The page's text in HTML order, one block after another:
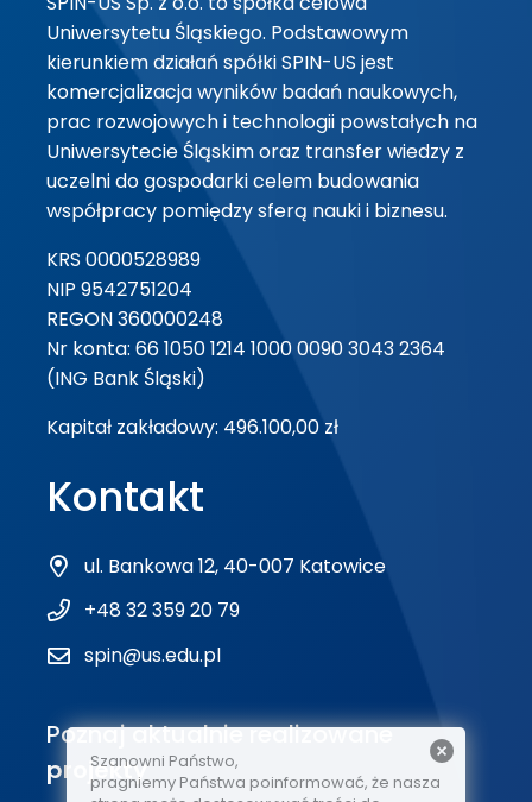
Uniwersytetu Śląskiego. Podstawowym
kierunkiem działań spółki SPIN-US jest
komercjalizacja wyników badań naukowych,
prac rozwojowych i technologii powstałych na
Uniwersytecie Śląskim oraz transfer wiedzy z
uczelni do gospodarki celem budowania
współpracy pomiędzy sferą nauki i biznesu.
KRS 0000528989
NIP 9542751204
REGON 360000248
Nr konta: 66 1050 1214 1000 0090 3043 2364
(ING Bank Śląski)
Kapitał zakładowy: 496.100,00 zł
Kontakt
ul. Bankowa 12, 40-007 Katowice
+48 32 359 20 79
spin@us.edu.pl
Poznaj aktualnie realizowane
projekty
Szanowni Państwo,
pragniemy Państwa poinformować, że nasza